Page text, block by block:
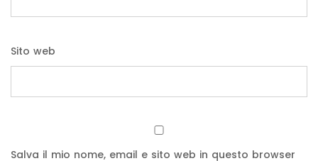
Sito web
Salva il mio nome, email e sito web in questo browser